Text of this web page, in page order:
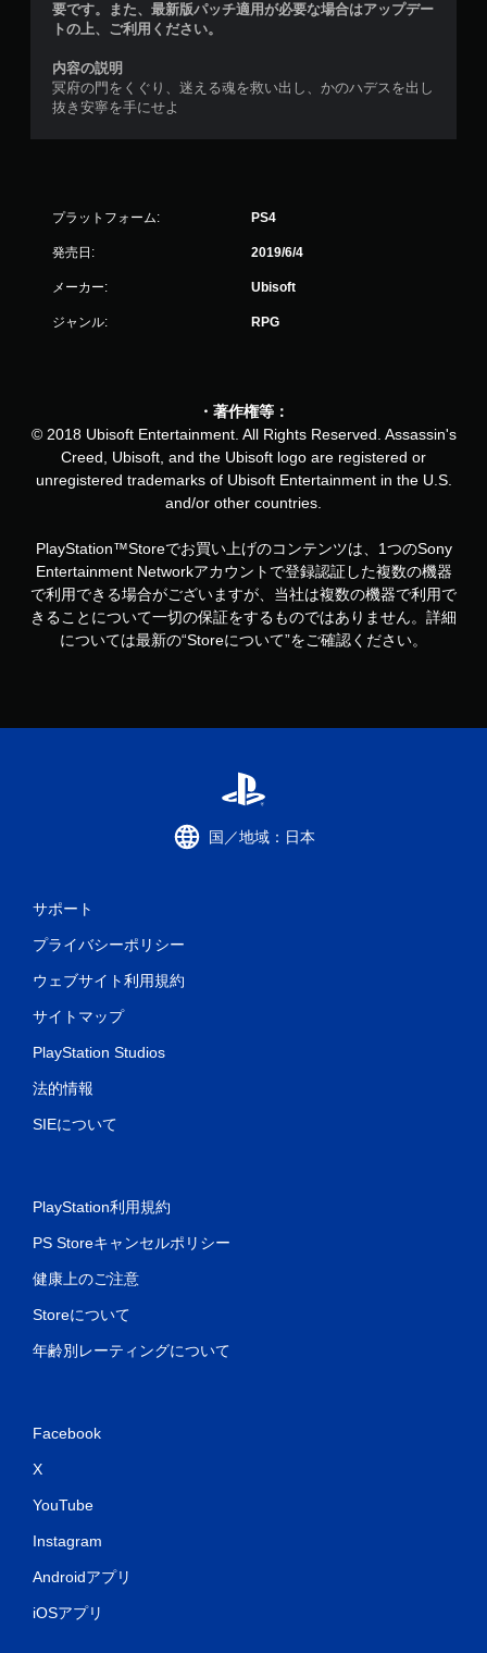
要です。また、最新版パッチ適用が必要な場合はアップデー
トの上、ご利用ください。
内容の説明
冥府の門をくぐり、迷える魂を救い出し、かのハデスを出し
抜き安寧を手にせよ
プラットフォーム: PS4
発売日: 2019/6/4
メーカー: Ubisoft
ジャンル: RPG
・著作権等：
© 2018 Ubisoft Entertainment. All Rights Reserved. Assassin's
Creed, Ubisoft, and the Ubisoft logo are registered or
unregistered trademarks of Ubisoft Entertainment in the U.S.
and/or other countries.
PlayStation™Storeでお買い上げのコンテンツは、1つのSony
Entertainment Networkアカウントで登録認証した複数の機器
で利用できる場合がございますが、当社は複数の機器で利用で
きることについて一切の保証をするものではありません。詳細
については最新の“Storeについて”をご確認ください。
国／地域：日本
サポート
プライバシーポリシー
ウェブサイト利用規約
サイトマップ
PlayStation Studios
法的情報
SIEについて
PlayStation利用規約
PS Storeキャンセルポリシー
健康上のご注意
Storeについて
年齢別レーティングについて
Facebook
X
YouTube
Instagram
Androidアプリ
iOSアプリ